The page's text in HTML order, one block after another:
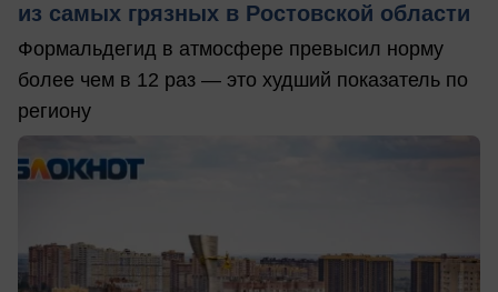
из самых грязных в Ростовской области
Формальдегид в атмосфере превысил норму
более чем в 12 раз — это худший показатель по
региону